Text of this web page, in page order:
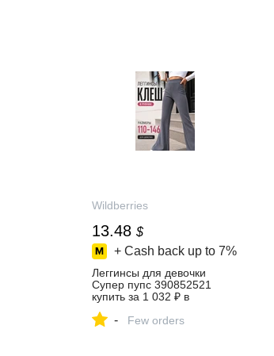
Wildberries
13.48 $
+ Cash back up to 7%
Леггинсы для девочки
Супер пупс 390852521
купить за 1 032 ₽ в
Wildberries
- Few orders